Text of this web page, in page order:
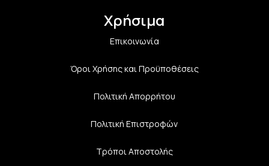
Χρήσιμα
Επικοινωνία
Όροι Χρήσης και Προϋποθέσεις
Πολιτική Aπορρήτου
Πολιτική Επιστροφών
Τρόποι Αποστολής